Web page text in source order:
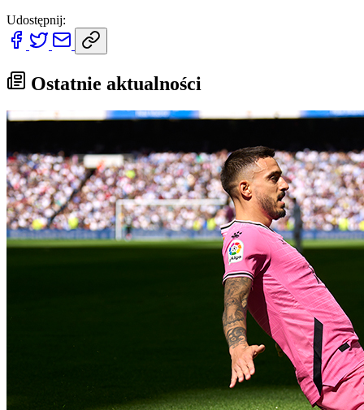
Udostępnij:
Ostatnie aktualności